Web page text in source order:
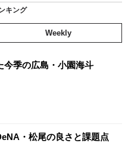
キング
Weekly
今季の広島・小園海斗
・松尾の良さと課題点